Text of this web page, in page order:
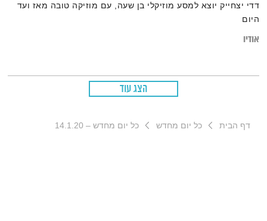
דדי יצחייק יוצא למסע מוזיקלי בן שעה, עם מוזיקה טובה מאז ועד
היום
אודיו
הצג עוד
דף הבית כל יום מחדש כל יום מחדש – 14.1.20